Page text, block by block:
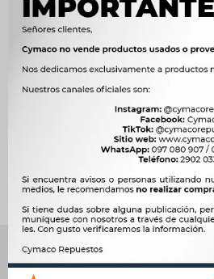
Métodos y costos de envío

Ver mas productos de la
Productos que te